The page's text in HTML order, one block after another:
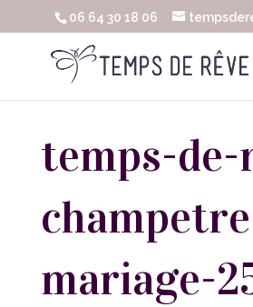
06 64 30 18 06
temps-de-
mariage-